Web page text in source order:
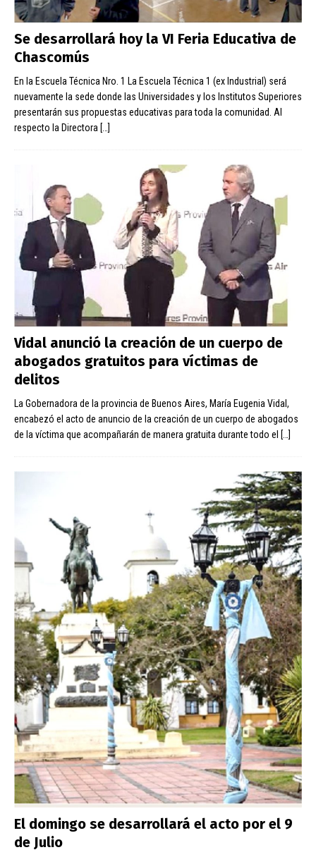
Se desarrollará hoy la VI Feria Educativa de
Chascomús
En la Escuela Técnica Nro. 1 La Escuela Técnica 1 (ex Industrial) será
nuevamente la sede donde las Universidades y los Institutos Superiores
presentarán sus propuestas educativas para toda la comunidad. Al
respecto la Directora […]
Vidal anunció la creación de un cuerpo de
abogados gratuitos para víctimas de
delitos
La Gobernadora de la provincia de Buenos Aires, María Eugenia Vidal,
encabezó el acto de anuncio de la creación de un cuerpo de abogados
de la víctima que acompañarán de manera gratuita durante todo el […]
El domingo se desarrollará el acto por el 9
de Julio